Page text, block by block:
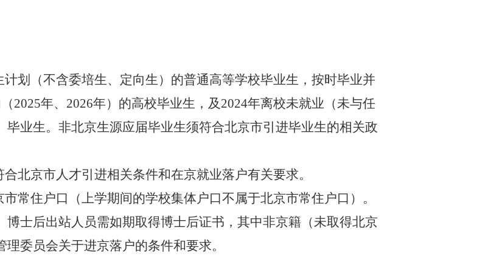
划（不含委培生、定向生）的普通高等学校毕业生，按时毕业并
2025年、2026年）的高校毕业生，及2024年离校未就业（未与任
业生。非北京生源应届毕业生须符合北京市引进毕业生的相关政
北京市人才引进相关条件和在京就业落户有关要求。
常住户口（上学期间的学校集体户口不属于北京市常住户口）。
士后出站人员需如期取得博士后证书，其中非京籍（未取得北京
委员会关于进京落户的条件和要求。